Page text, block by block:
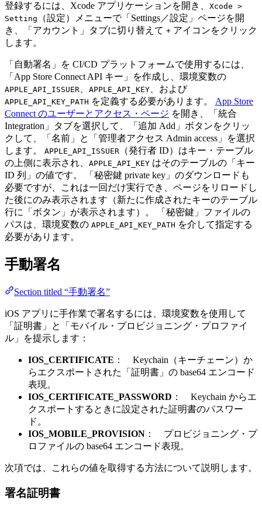
登録するには、Xcode アプリケーションを開き、 Xcode >
Setting
（設定）メニューで「Settings／設定」ページを開
き、「アカウント」タブに切り替えて + アイコンをクリック
します。
「自動署名」を CI/CD プラットフォームで使用するには、
「App Store Connect API キー」を作成し、環境変数の
APPLE_API_ISSUER APPLE_API_KEY 、および
APPLE_API_KEY_PATH を定義する必要があります。 App Store
Connect のユーザーとアクセス・ページ を開き、「統合
Integration」タブを選択して、「追加 Add」ボタンをクリッ
クして、「名前」と「管理者アクセス Admin access」を選択
します。 APPLE_API_ISSUER （発行者 ID）はキー・テーブル
の上側に表示され、 APPLE_API_KEY はそのテーブルの「キー
ID 列」の値です。 「秘密鍵 private key」のダウンロードも
必要ですが、これは一回だけ実行でき、ページをリロードし
た後にのみ表示されます（新たに作成されたキーのテーブル
行に「ボタン」が表示されます）。 「秘密鍵」ファイルの
パスは、環境変数の APPLE_API_KEY_PATH を介して指定する
必要があります。
手動署名
Section titled “手動署名”
iOS アプリに手作業で署名するには、環境変数を使用して
「証明書」と「モバイル・プロビジョニング・プロファイ
ル」を提示します：
IOS_CERTIFICATE ： Keychain（キーチェーン）か
らエクスポートされた「証明書」の base64 エンコード
表現。
IOS_CERTIFICATE_PASSWORD ： Keychain からエ
クスポートするときに設定された証明書のパスワー
ド。
IOS_MOBILE_PROVISION ： プロビジョニング・プ
ロファイルの base64 エンコード表現。
次項では、これらの値を取得する方法について説明します。
署名証明書